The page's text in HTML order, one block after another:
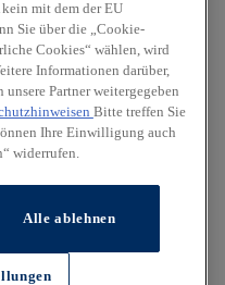
mit dem der EU
Sie über die „Cookie-
Cookies“ wählen, wird
Informationen darüber,
Partner weitergegeben
Bitte treffen Sie
Ihre Einwilligung auch
widerrufen.
Alle ablehnen